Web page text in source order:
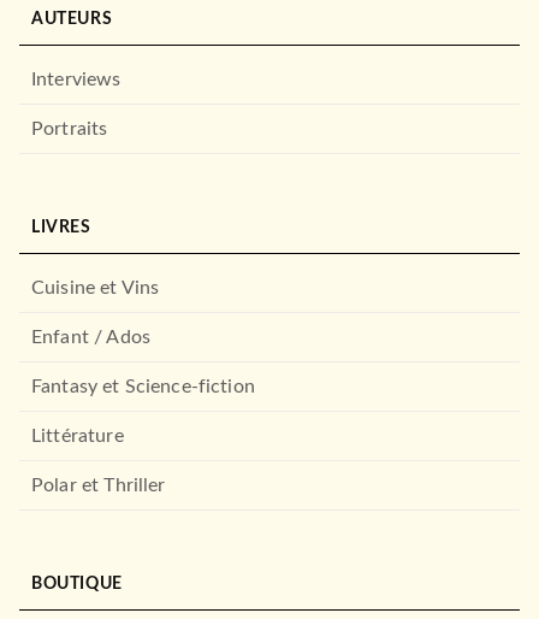
AUTEURS
Interviews
Portraits
LIVRES
Cuisine et Vins
Enfant / Ados
Fantasy et Science-fiction
Littérature
Polar et Thriller
BOUTIQUE